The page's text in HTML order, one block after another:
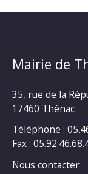
Mairie de
35, rue de la
17460 Thénac
Téléphone :
Fax :
Nous contacter